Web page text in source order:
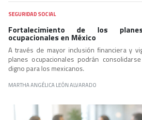
SEGURIDAD SOCIAL
Fortalecimiento de los
ocupacionales en México
A través de mayor inclusión financiera y
planes ocupacionales podrán
digno para los mexicanos.
MARTHA ANGÉLICA LEÓN ALVARADO